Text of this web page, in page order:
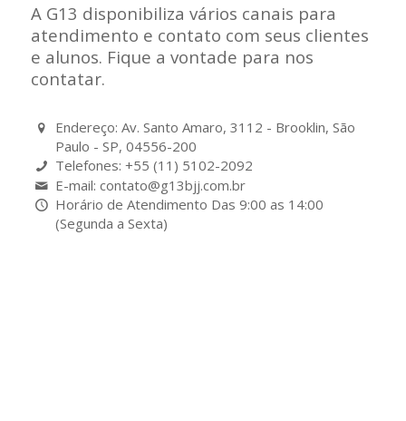
A G13 disponibiliza vários canais para
atendimento e contato com seus clientes
e alunos. Fique a vontade para nos
contatar.
Endereço: Av. Santo Amaro, 3112 - Brooklin, São
Paulo - SP, 04556-200
Telefones: +55 (11) 5102-2092
E-mail: contato@g13bjj.com.br
Horário de Atendimento Das 9:00 as 14:00
(Segunda a Sexta)